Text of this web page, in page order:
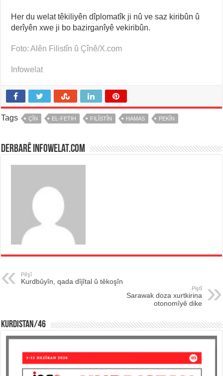
Her du welat têkiliyên dîplomatîk ji nû ve saz kiribûn û
derîyên xwe ji bo bazirganîyê vekiribûn.
Foto: Alên Filistîn û Çînê/X.com
Infowelat
Tags ÇÎN EL-FETIH FILÎSTÎN HAMAS PEKÎN
Derbarê infowelat.com
Pêşî
Kurdbûyîn, qada dîjîtal û têkoşîn
Piştî
Sarawak doza xurtkirina
otonomîyê dike
KURDISTAN/46